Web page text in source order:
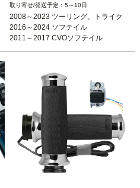
2024 FLHTK、FLTRK、FLHRXS
2008～2023 ツーリング、トライク
2016～2024 ソフテイル
2011～2017 CVOソフテイル
Kuryakyn（クリアキン）
5～10日
2008～2023 ツーリング、トライク
2016～2024 ソフテイル
2011～2017 CVOソフテイル